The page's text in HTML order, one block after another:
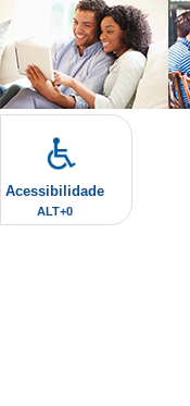
Acessibilidade
ALT+0